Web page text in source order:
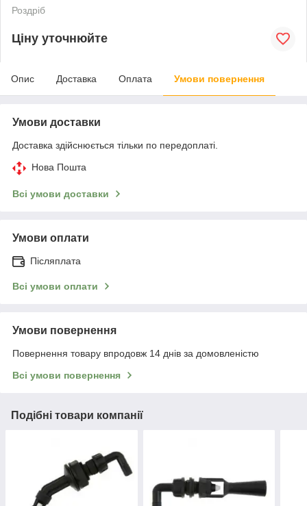
Роздріб
Ціну уточнюйте
Опис Доставка Оплата Умови повернення
Умови доставки
Доставка здійснюється тільки по передоплаті.
Нова Пошта
Всі умови доставки
Умови оплати
Післяплата
Всі умови оплати
Умови повернення
Повернення товару впродовж 14 днів за домовленістю
Всі умови повернення
Подібні товари компанії